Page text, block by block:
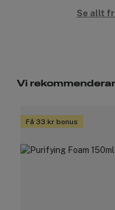
Se allt
Vi
Få 33 kr bonus